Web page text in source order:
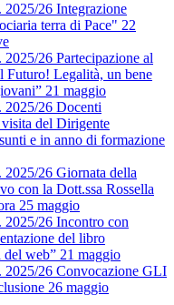
2025/26 Integrazione
terra di Pace" 22
26 Partecipazione al
Futuro! Legalità, un bene
21 maggio
2025/26 Docenti
visita del Dirigente
e in anno di formazione
2025/26 Giornata della
con la Dott.ssa Rossella
25 maggio
2025/26 Incontro con
del libro
web” 21 maggio
2025/26 Convocazione GLI
26 maggio